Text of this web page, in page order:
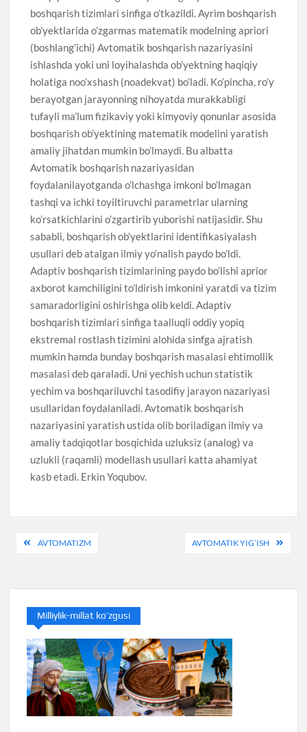
boshqarish tizimlari sinfiga o’tkazildi. Ayrim boshqarish
ob’yektlarida o’zgarmas matematik modelning apriori
(boshlang’ichi) Avtomatik boshqarish nazariyasini
ishlashda yoki uni loyihalashda ob’yektning haqiqiy
holatiga noo’xshash (noadekvat) bo’ladi. Ko’pincha, ro’y
berayotgan jarayonning nihoyatda murakkabligi
tufayli ma’lum fizikaviy yoki kimyoviy qonunlar asosida
boshqarish ob’yektining matematik modelini yaratish
amaliy jihatdan mumkin bo’lmaydi. Bu albatta
Avtomatik boshqarish nazariyasidan
foydalanilayotganda o’lchashga imkoni bo’lmagan
tashqi va ichki toyiltiruvchi parametrlar ularning
ko’rsatkichlarini o’zgartirib yuborishi natijasidir. Shu
sababli, boshqarish ob’yektlarini identifikasiyalash
usullari deb atalgan ilmiy yo’nalish paydo bo’ldi.
Adaptiv boshqarish tizimlarining paydo bo’lishi aprior
axborot kamchiligini to’ldirish imkonini yaratdi va tizim
samaradorligini oshirishga olib keldi. Adaptiv
boshqarish tizimlari sinfiga taalluqli oddiy yopiq
ekstremal rostlash tizimini alohida sinfga ajratish
mumkin hamda bunday boshqarish masalasi ehtimollik
masalasi deb qaraladi. Uni yechish uchun statistik
yechim va boshqariluvchi tasodifiy jarayon nazariyasi
usullaridan foydalaniladi. Avtomatik boshqarish
nazariyasini yaratish ustida olib boriladigan ilmiy va
amaliy tadqiqotlar bosqichida uzluksiz (analog) va
uzlukli (raqamli) modellash usullari katta ahamiyat
kasb etadi. Erkin Yoqubov.
PostAVTOMATIZM AVTOMATIK YIG’ISH
Milliylik-millat ko’zgusi